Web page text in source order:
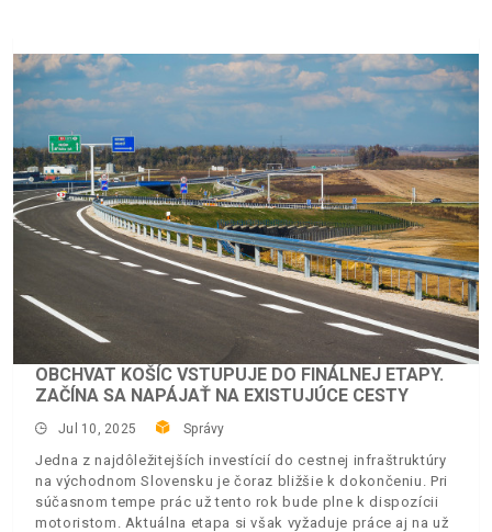
OBCHVAT KOŠÍC VSTUPUJE DO FINÁLNEJ ETAPY.
ZAČÍNA SA NAPÁJAŤ NA EXISTUJÚCE CESTY
Jul 10, 2025 Správy
Jedna z najdôležitejších investícií do cestnej infraštruktúry
na východnom Slovensku je čoraz bližšie k dokončeniu. Pri
súčasnom tempe prác už tento rok bude plne k dispozícii
motoristom. Aktuálna etapa si však vyžaduje práce aj na už